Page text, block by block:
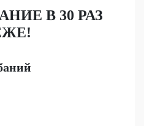
В 30 РАЗ